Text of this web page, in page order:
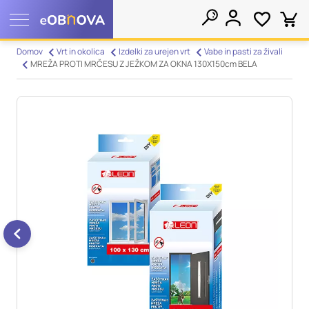
Domov Vrt in okolica Izdelki za urejen vrt
Vabe in pasti za živali
MREŽA PROTI MRČESU Z JEŽKOM ZA OKNA 130X150cm BELA
Nastavitve piškotkov
piškotkov. Te informacije se lahko navezujejo na vas, vaše
nastavitve, vašo napravo ali pa skrbijo, da vaše spletno mesto
deluje v skladu z vašimi pričakovanji. Te informacije običajno
ne razkrivajo neposredno vaše identitete, vendar vam lahko
zagotovijo bolj prilagojeno spletno uporabniško izkušnjo.
Nekatere vrste piškotkov lahko zavrnete. Klikajte različna
imena kategorij, da si ogledate več informacij in spremenite
privzete nastavitve. Blokiranje določenih vrst piškotkov vpliva
na vašo uporabo tega spletnega mesta in naše storitve.